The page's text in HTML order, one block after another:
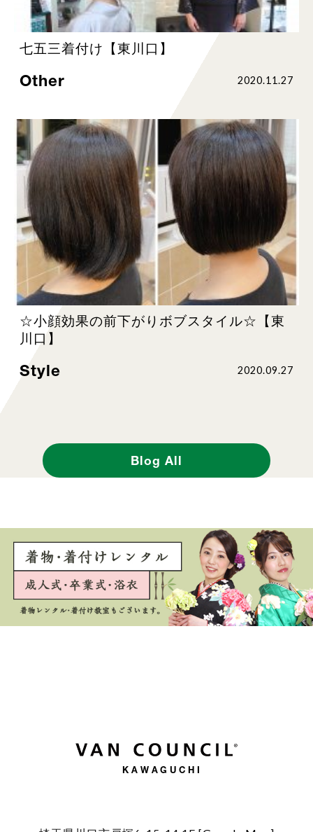
七五三着付け【東川口】
Other 2020.11.27
☆小顔効果の前下がりボブスタイル☆【東
川口】
Style 2020.09.27
Blog All
KAWAGUCHI